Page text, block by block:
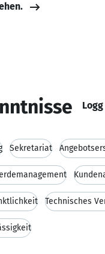
Sekretariat
Technisches